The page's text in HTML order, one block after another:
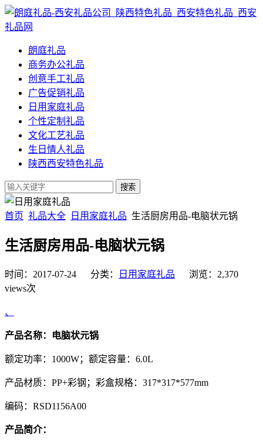
朗庭礼品
商务办公礼品
创意手工礼品
广告促销礼品
日用家庭礼品
个性定制礼品
文化工艺礼品
生日情人礼品
陕西西安特色礼品
首页 礼品大全 日用家庭礼品 生活厨房用品-电脑状元锅
生活厨房用品-电脑状元锅
时间：2017-07-24 分类： 日用家庭礼品 浏览：2,370
views次
、
产品名称：电脑状元锅
额定功率：1000W；额定容量：6.0L
产品材质：PP+彩钢；彩盒规格：317*317*577mm
编码：RSD1156A00
产品简介：